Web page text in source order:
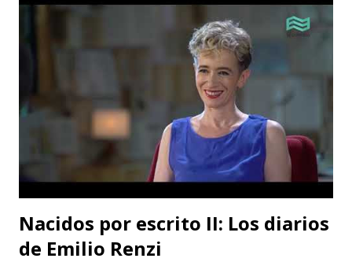
Galponcito De Umbral- Correo De Voz Teatro , Candela
Teatro y CASA TEA -Teatro Estudio Alcaraván- este último,
organizador del festival. Teatro Estudio Alcaraván, las
salas del corredor cultural, los grupos y artistas
participantes les hacen una cordial invitación al público
capitalino y a los espectadores del arte y la cultura en la
ciudad (y fuera de ella) para que asistan a la tercera versión
de este festival internacional de teatro que este año les ...
Nacidos por escrito II: Los diarios
de Emilio Renzi